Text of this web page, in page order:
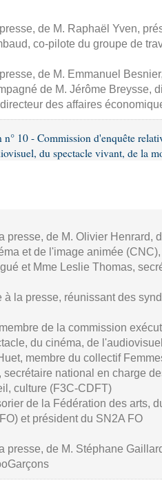
de M. Raphaël Yven,
co-pilote du groupe de
de M. Emmanuel
de M. Jérôme Breysse,
des affaires
10 - Commission d'enquête
du spectacle vivant, de la
presse, de M. Olivier Henrard,
et de l'image animée
et Mme Leslie Thomas,
à la presse, réunissant des
de la commission
du cinéma, de
membre du collectif
secrétaire national en charge
culture (F3C-CDFT)
de la Fédération des arts,
et président du SN2A FO
presse, de M. Stéphane